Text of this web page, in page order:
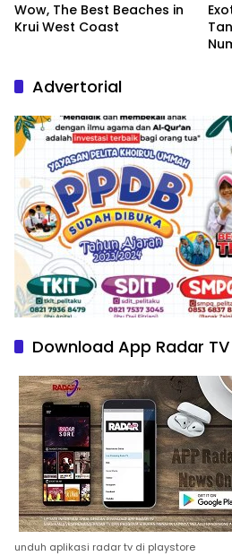
Wow, The Best Beaches in
Krui West Coast
Advertorial
Download App Radar TV
unduh aplikasi radar tv di playstore